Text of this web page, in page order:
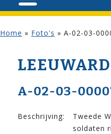
Home » Foto's » A-02-03-
A-02-03-
Beschrijving:
Tweede
soldaten